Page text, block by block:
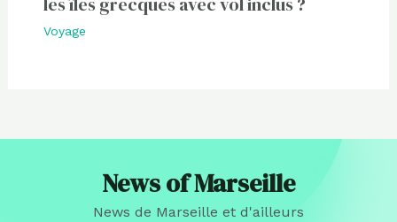
Voyage
News of Marseille
News de Marseille et d'ailleurs